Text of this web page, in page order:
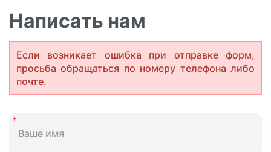
Написать нам
Если возникает ошибка при отправке форм,
просьба обращаться по номеру телефона либо
почте.